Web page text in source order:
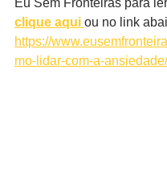
Eu Sem Fronteiras para
clique aqui ou no link
https://
mo-lidar-com-a-ansiedade/